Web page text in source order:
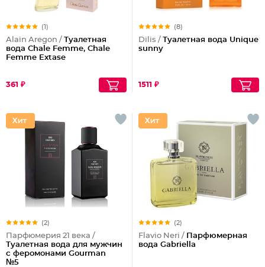
(1)
Alain Aregon / Туалетная
вода Chale Femme, Chale
Femme Extase
361 ₽
(8)
Dilis / Туалетная вода Unique
sunny
1511 ₽
(2)
Парфюмерия 21 века /
Туалетная вода для мужчин
с феромонами Gourman
№5
(2)
Flavio Neri / Парфюмерная
вода Gabriella